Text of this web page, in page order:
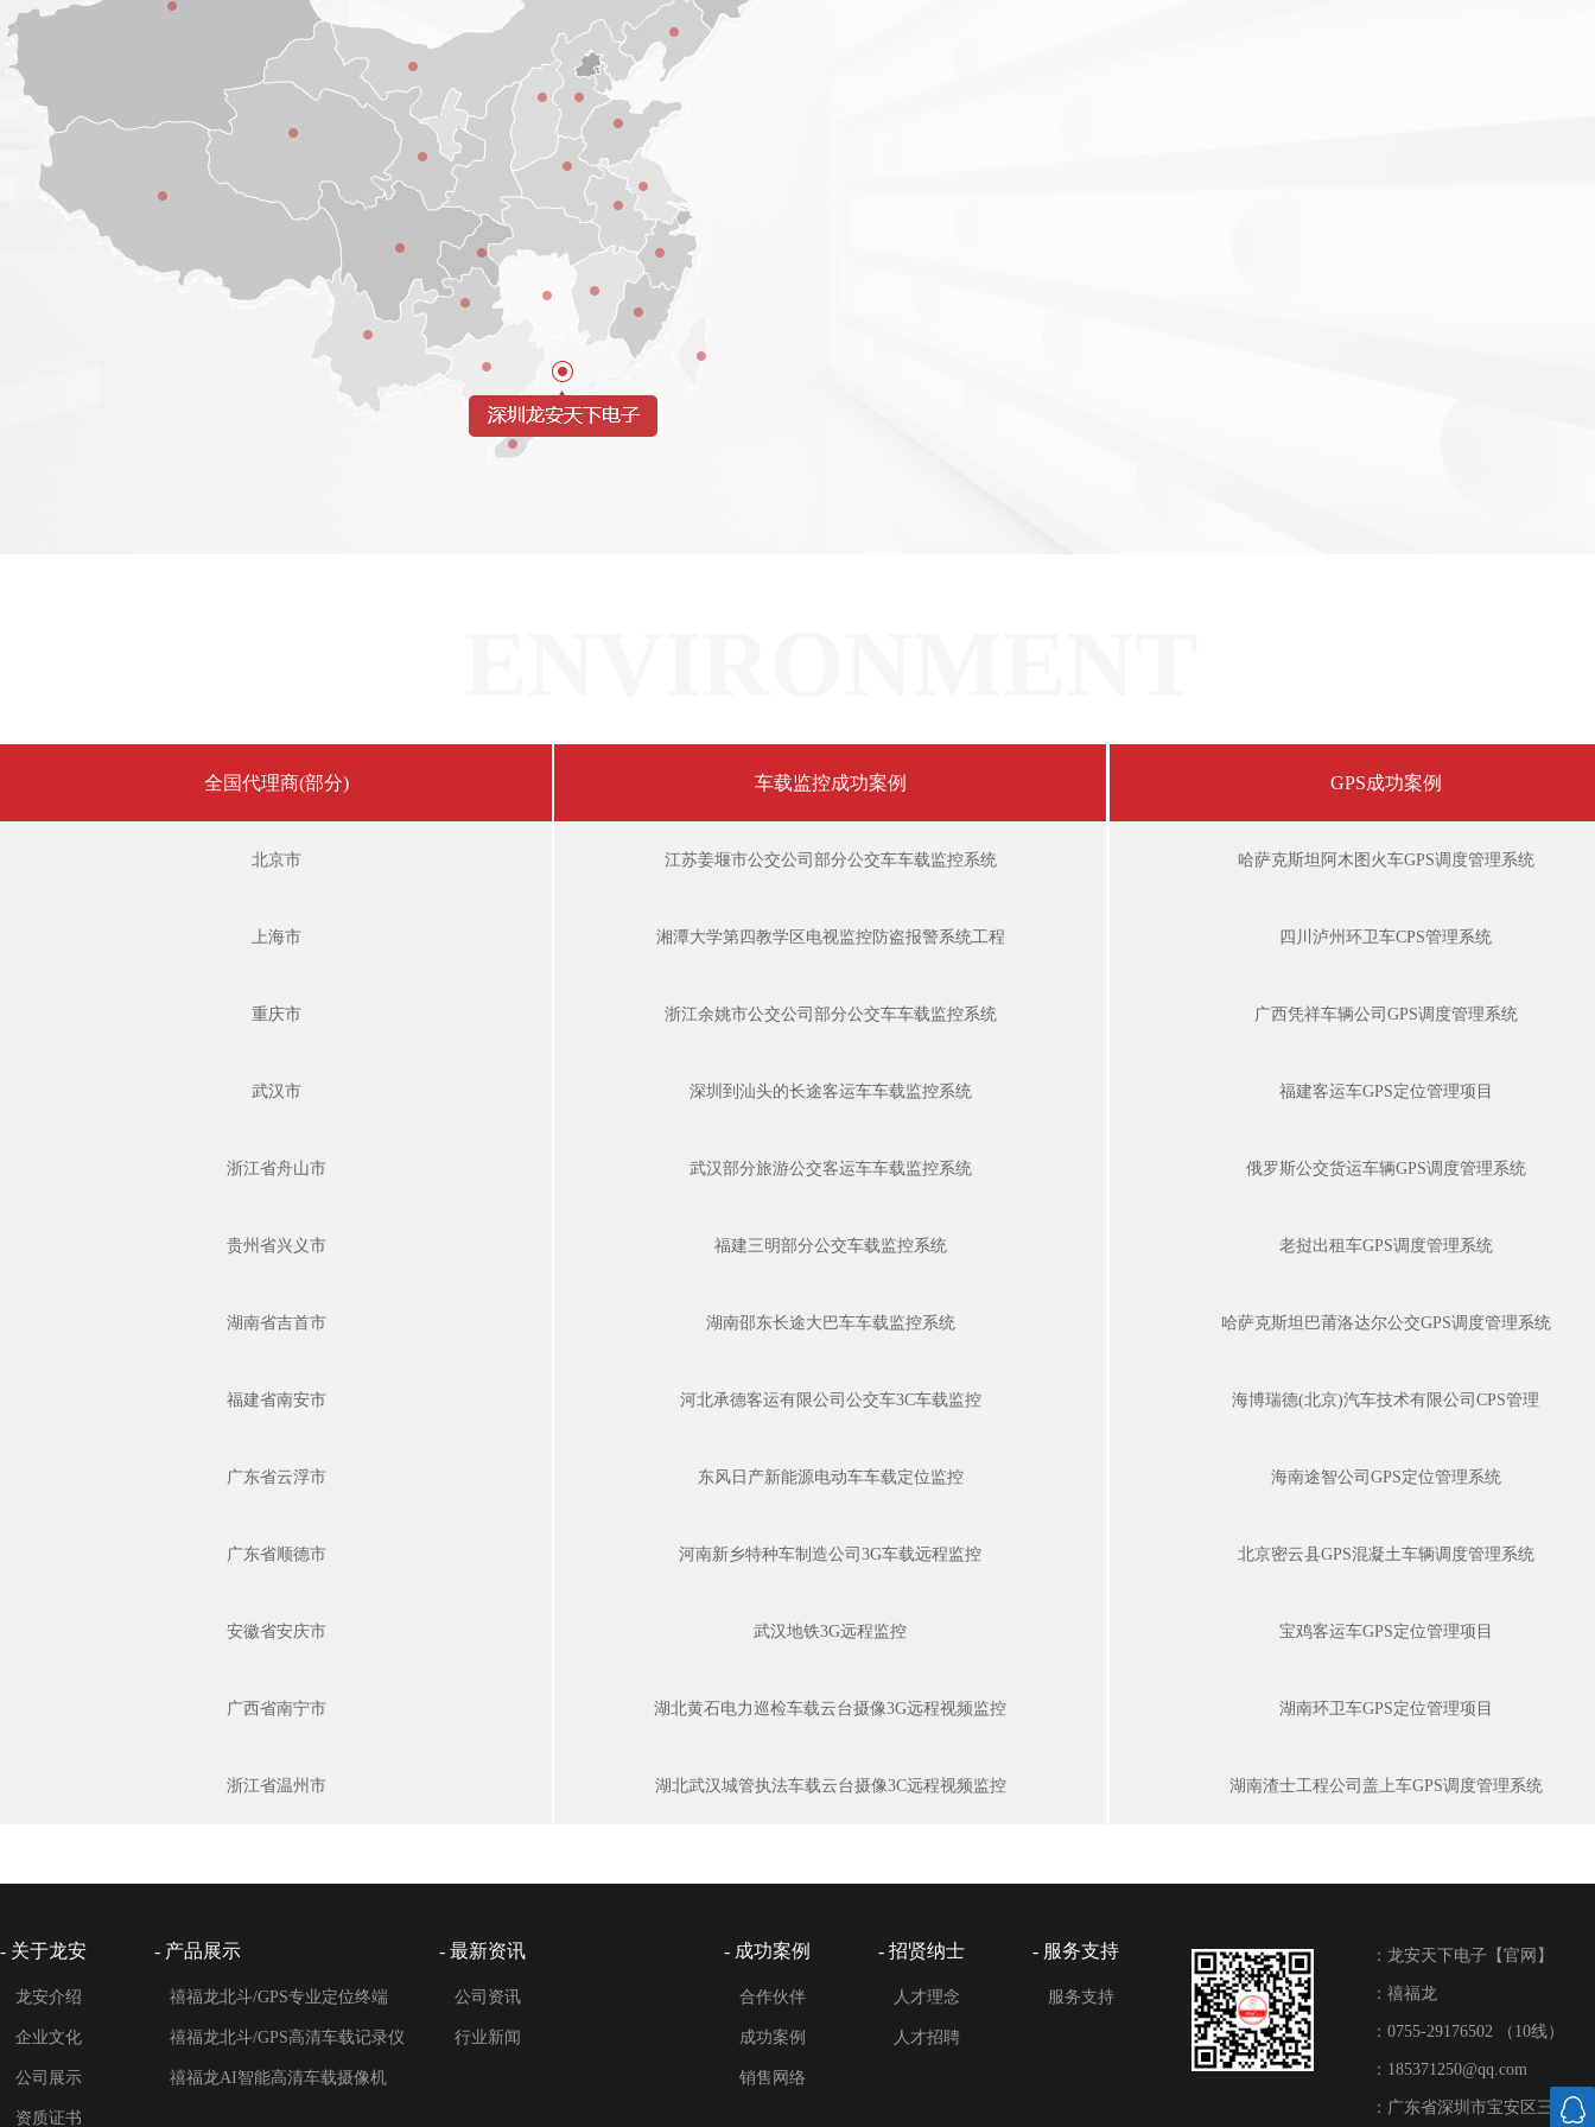
全国代理商(部分)
北京市
上海市
重庆市
武汉市
浙江省舟山市
贵州省兴义市
湖南省吉首市
福建省南安市
广东省云浮市
广东省顺德市
安徽省安庆市
广西省南宁市
浙江省温州市
车载监控成功案例
江苏姜堰市公交公司部分公交车车载监控系统
湘潭大学第四教学区电视监控防盗报警系统工程
浙江余姚市公交公司部分公交车车载监控系统
深圳到汕头的长途客运车车载监控系统
武汉部分旅游公交客运车车载监控系统
福建三明部分公交车载监控系统
湖南邵东长途大巴车车载监控系统
河北承德客运有限公司公交车3C车载监控
东风日产新能源电动车车载定位监控
河南新乡特种车制造公司3G车载远程监控
武汉地铁3G远程监控
湖北黄石电力巡检车载云台摄像3G远程视频监控
湖北武汉城管执法车载云台摄像3C远程视频监控
GPS成功案例
哈萨克斯坦阿木图火车GPS调度管理系统
四川泸州环卫车CPS管理系统
广西凭祥车辆公司GPS调度管理系统
福建客运车GPS定位管理项目
俄罗斯公交货运车辆GPS调度管理系统
老挝出租车GPS调度管理系统
哈萨克斯坦巴莆洛达尔公交GPS调度管理系统
海博瑞德(北京)汽车技术有限公司CPS管理
海南途智公司GPS定位管理系统
北京密云县GPS混凝土车辆调度管理系统
宝鸡客运车GPS定位管理项目
湖南环卫车GPS定位管理项目
湖南渣士工程公司盖上车GPS调度管理系统
- 关于龙安
龙安介绍
企业文化
公司展示
资质证书
- 产品展示
禧福龙北斗/GPS专业定位终端
禧福龙北斗/GPS高清车载记录仪
禧福龙AI智能高清车载摄像机
- 最新资讯
公司资讯
行业新闻
- 成功案例
合作伙伴
成功案例
销售网络
- 招贤纳士
人才理念
人才招聘
- 服务支持
服务支持
：龙安天下电子【官网】
：禧福龙
：0755-29176502 （10线）
：185371250@qq.com
：广东省深圳市宝安区三围联